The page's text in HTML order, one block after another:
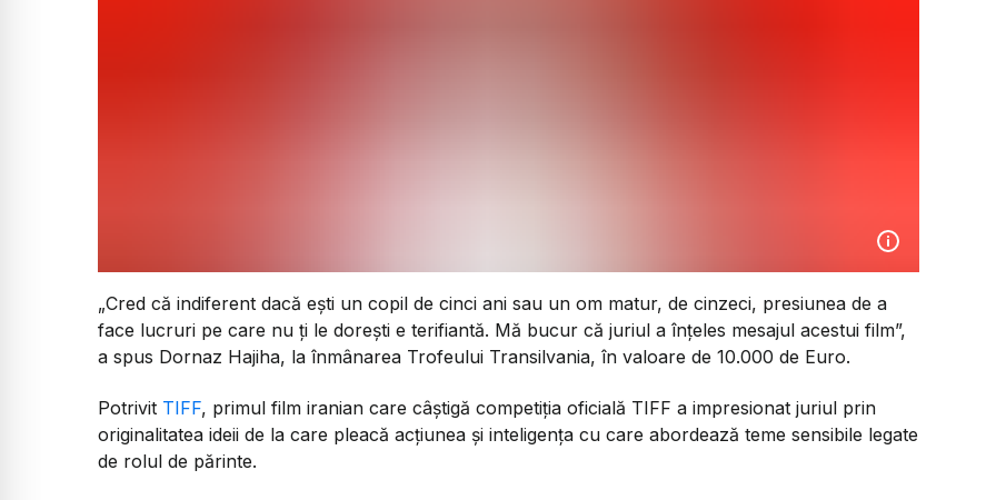
„Cred că indiferent dacă ești un copil de cinci ani sau un om matur, de cinzeci, presiunea de a
face lucruri pe care nu ți le dorești e terifiantă. Mă bucur că juriul a înțeles mesajul acestui film”,
a spus Dornaz Hajiha, la înmânarea Trofeului Transilvania, în valoare de 10.000 de Euro.
Potrivit TIFF, primul film iranian care câștigă competiția oficială TIFF a impresionat juriul prin
originalitatea ideii de la care pleacă acțiunea și inteligența cu care abordează teme sensibile legate
de rolul de părinte.